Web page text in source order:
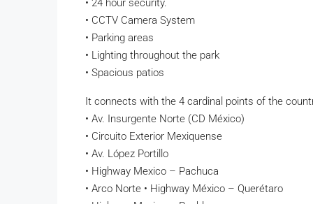
• 24 hour security.
• CCTV Camera System
• Parking areas
• Lighting throughout the park
• Spacious patios
It connects with the 4 cardinal points of the
• Av. Insurgente Norte (CD México)
• Circuito Exterior Mexiquense
• Av. López Portillo
• Highway Mexico – Pachuca
• Arco Norte • Highway México – Querétaro